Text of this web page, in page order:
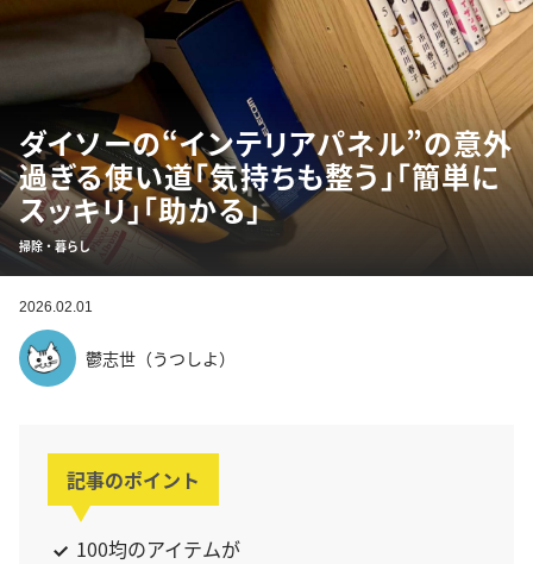
ダイソーの“インテリアパネル”の意外
過ぎる使い道「気持ちも整う」「簡単に
スッキリ」「助かる」
掃除・暮らし
2026.02.01
鬱志世（うつしよ）
記事のポイント
100均のアイテムが